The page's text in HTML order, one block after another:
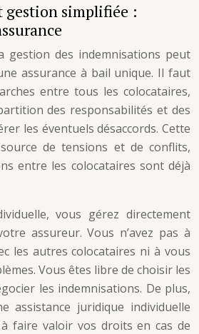
gestion simplifiée :
gestion des indemnisations peut
assurance à bail unique. Il faut
entre tous les colocataires,
des responsabilités et des
les éventuels désaccords. Cette
de tensions et de conflits,
entre les colocataires sont déjà
vous gérez directement
assureur. Vous n’avez pas à
les autres colocataires ni à vous
Vous êtes libre de choisir les
les indemnisations. De plus,
assistance juridique individuelle
faire valoir vos droits en cas de